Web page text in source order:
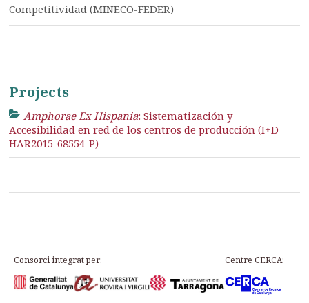
Competitividad (MINECO-FEDER)
Projects
Amphorae Ex Hispania: Sistematización y
Accesibilidad en red de los centros de producción (I+D
HAR2015-68554-P)
Consorci integrat per: Centre CERCA: